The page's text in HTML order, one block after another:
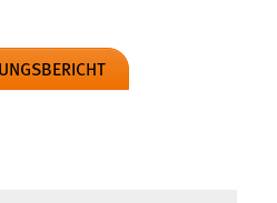
Website nutzen.